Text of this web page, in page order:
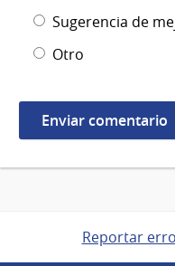
Sugerencia de
Otro
Reportar